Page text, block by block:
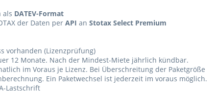
als DATEV-Format
der Daten per API an Stotax Select Premium
vorhanden (Lizenzprüfung)
12 Monate. Nach der Mindest-Miete jährlich kündbar.
im Voraus je Lizenz. Bei Überschreitung der Paketgröße
Ein Paketwechsel ist jederzeit im voraus möglich.
Lastschrift